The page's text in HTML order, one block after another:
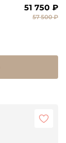
51 750 ₽
57 500 ₽